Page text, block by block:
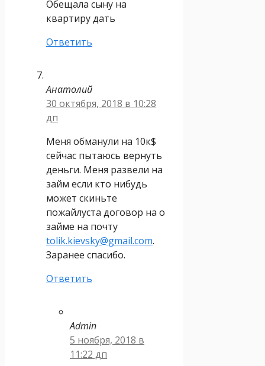
Обещала сыну на
квартиру дать
Ответить
Анатолий
30 октября, 2018 в 10:28
дп
Меня обманули на 10к$
сейчас пытаюсь вернуть
деньги. Меня развели на
займ если кто нибудь
может скиньте
пожайлуста договор на о
займе на почту
tolik.kievsky@gmail.com.
Заранее спасибо.
Ответить
Admin
5 ноября, 2018 в
11:22 дп